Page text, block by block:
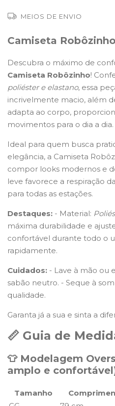
MEIOS DE ENVIO
Camiseta Robôzinho
Descubra o máximo de
Camiseta Robôzinho!
poliéster e elastano, essa
incrivelmente macio, além
adapta ao corpo,
movimentos para o dia a dia.
Ideal para quem busca
elegância, a Camiseta
compor looks modernos e
leve favorece a respiração
para todas as estações.
Destaques: - Material:
máxima durabilidade e
confortável durante todo o
rapidamente.
Cuidados: - Lave à mão ou
sabão neutro. - Seque à
qualidade.
Garanta já a sua e sinta a
📏 Guia de
👕 Modelagem
amplo e
Tamanho